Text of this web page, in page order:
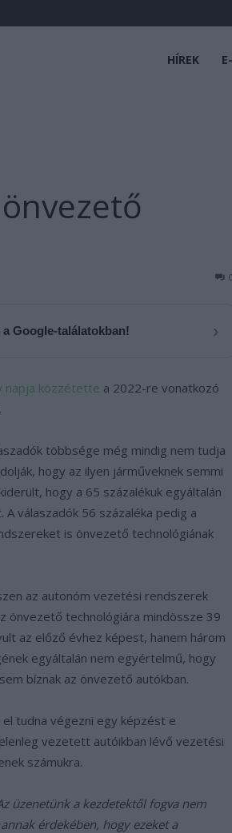
HÍREK
0
Google-találatokban! ›
napja közzétette a 2022-re vonatkozó
többsége még mindig nem tudja
hogy az ilyen járműveknek semmi
hogy a 65 százalékuk egyáltalán
válaszadók 56 százaléka pedig a
is önvezető technológiának
az autonóm vezetési rendszerek
önvezető technológiára mindössze 39
az előző évhez képest, hanem három
egyáltalán nem egyértelmű, hogy
bíznak az önvezető autókban.
tudna végezni egy képzést e
vezetett autóikban lévő vezetési
számukra.
üzenetünk a kezdetektől fogva nem
érdekében, hogy ezeket a